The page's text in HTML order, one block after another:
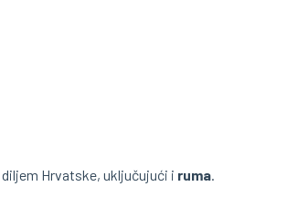
diljem Hrvatske, uključujući i ruma.